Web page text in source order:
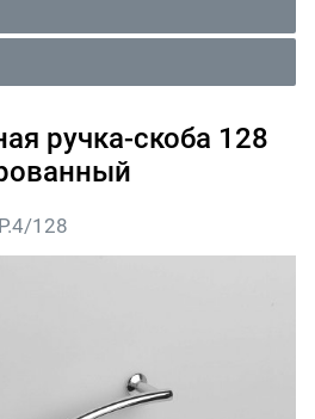
ручка-скоба 128
128